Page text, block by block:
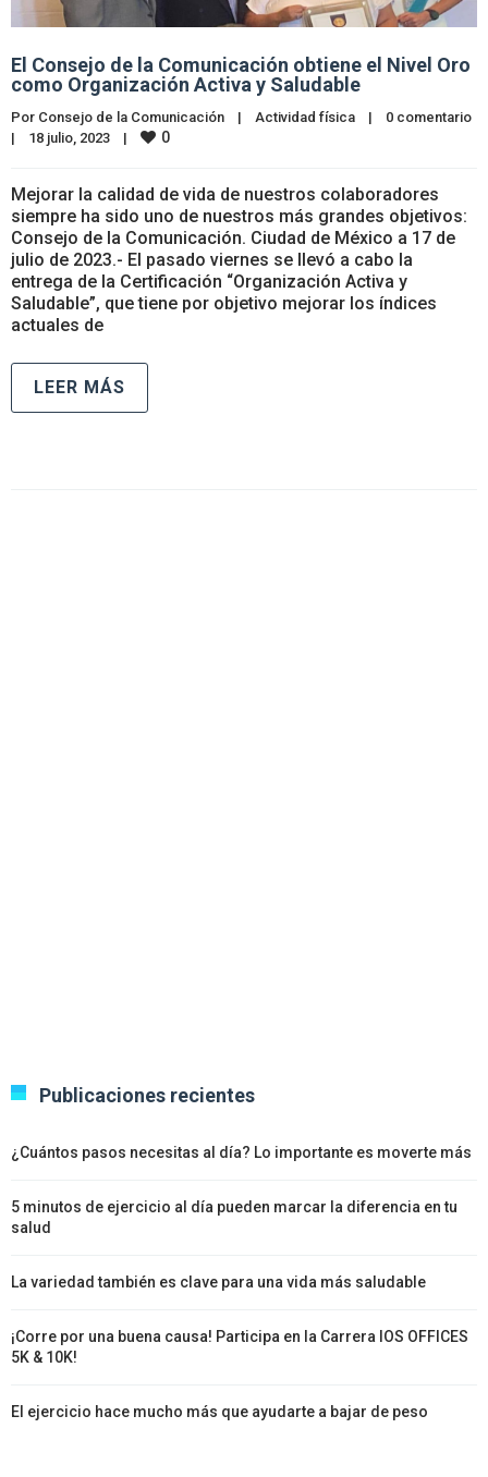
El Consejo de la Comunicación obtiene el Nivel Oro
como Organización Activa y Saludable
Por Consejo de la Comunicación | Actividad física |
0 comentario
|
18 julio, 2023 | 0
Mejorar la calidad de vida de nuestros colaboradores
siempre ha sido uno de nuestros más grandes objetivos:
Consejo de la Comunicación. Ciudad de México a 17 de
julio de 2023.- El pasado viernes se llevó a cabo la
entrega de la Certificación “Organización Activa y
Saludable”, que tiene por objetivo mejorar los índices
actuales de
LEER MÁS
Publicaciones recientes
¿Cuántos pasos necesitas al día? Lo importante es moverte más
5 minutos de ejercicio al día pueden marcar la diferencia en tu
salud
La variedad también es clave para una vida más saludable
¡Corre por una buena causa! Participa en la Carrera IOS OFFICES
5K & 10K!
El ejercicio hace mucho más que ayudarte a bajar de peso